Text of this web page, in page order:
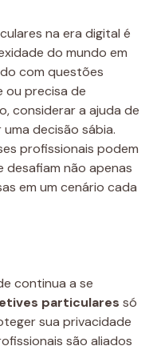
na era digital é
do mundo em
com questões
ou precisa de
considerar a ajuda de
decisão sábia.
profissionais podem
desafiam não apenas
em um cenário cada
continua a se
particulares só
sua privacidade
são aliados